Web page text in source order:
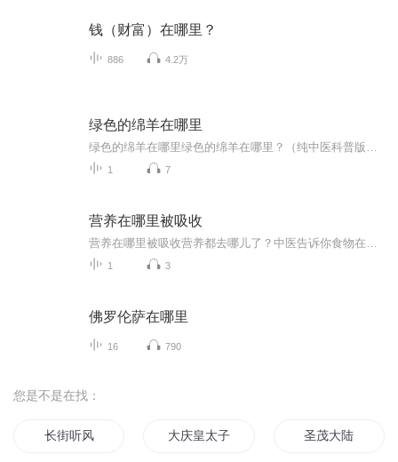
钱（财富）在哪里？
886 4.2万
绿色的绵羊在哪里
1 7
营养在哪里被吸收
1 3
佛罗伦萨在哪里
16 790
您是不是在找：
长街听风 大庆皇太子 圣茂大陆